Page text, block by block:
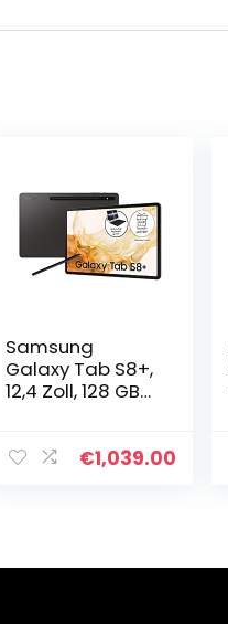
Samsung
Galaxy Tab S8+,
12,4 Zoll, 128 GB
RAM, Wi-Fi,
€1,039.00